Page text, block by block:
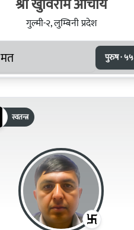
गुल्मी-२, लुम्बिनी प्रदेश
मत पुरुष · ५५
स्वतन्त्र